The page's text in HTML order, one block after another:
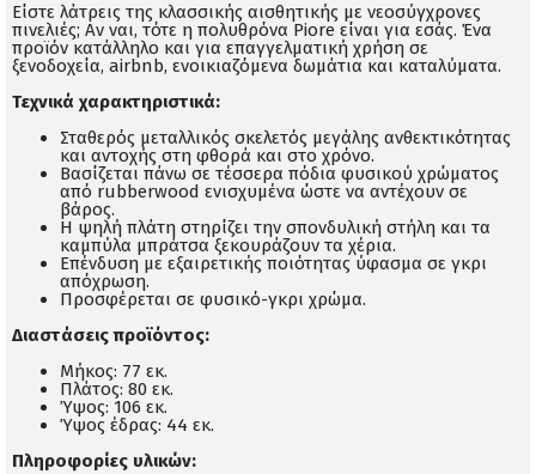
Είστε λάτρεις της κλασσικής αισθητικής με νεοσύγχρονες
πινελιές; Αν ναι, τότε η πολυθρόνα Piore είναι για εσάς. Ένα
προϊόν κατάλληλο και για επαγγελματική χρήση σε
ξενοδοχεία, airbnb, ενοικιαζόμενα δωμάτια και καταλύματα.
Τεχνικά χαρακτηριστικά:
Σταθερός μεταλλικός σκελετός μεγάλης ανθεκτικότητας
και αντοχής στη φθορά και στο χρόνο.
Βασίζεται πάνω σε τέσσερα πόδια φυσικού χρώματος
από rubberwood ενισχυμένα ώστε να αντέχουν σε
βάρος.
Η ψηλή πλάτη στηρίζει την σπονδυλική στήλη και τα
καμπύλα μπράτσα ξεκουράζουν τα χέρια.
Επένδυση με εξαιρετικής ποιότητας ύφασμα σε γκρι
απόχρωση.
Προσφέρεται σε φυσικό-γκρι χρώμα.
Διαστάσεις προϊόντος:
Μήκος: 77 εκ.
Πλάτος: 80 εκ.
Ύψος: 106 εκ.
Ύψος έδρας: 44 εκ.
Πληροφορίες υλικών: